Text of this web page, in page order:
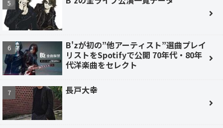
B'zが初の”他アーティスト”選曲プレイ
リストをSpotifyで公開 70年代・80年
代洋楽曲をセレクト
長戸大幸